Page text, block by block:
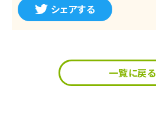
シェアする
一覧に戻る